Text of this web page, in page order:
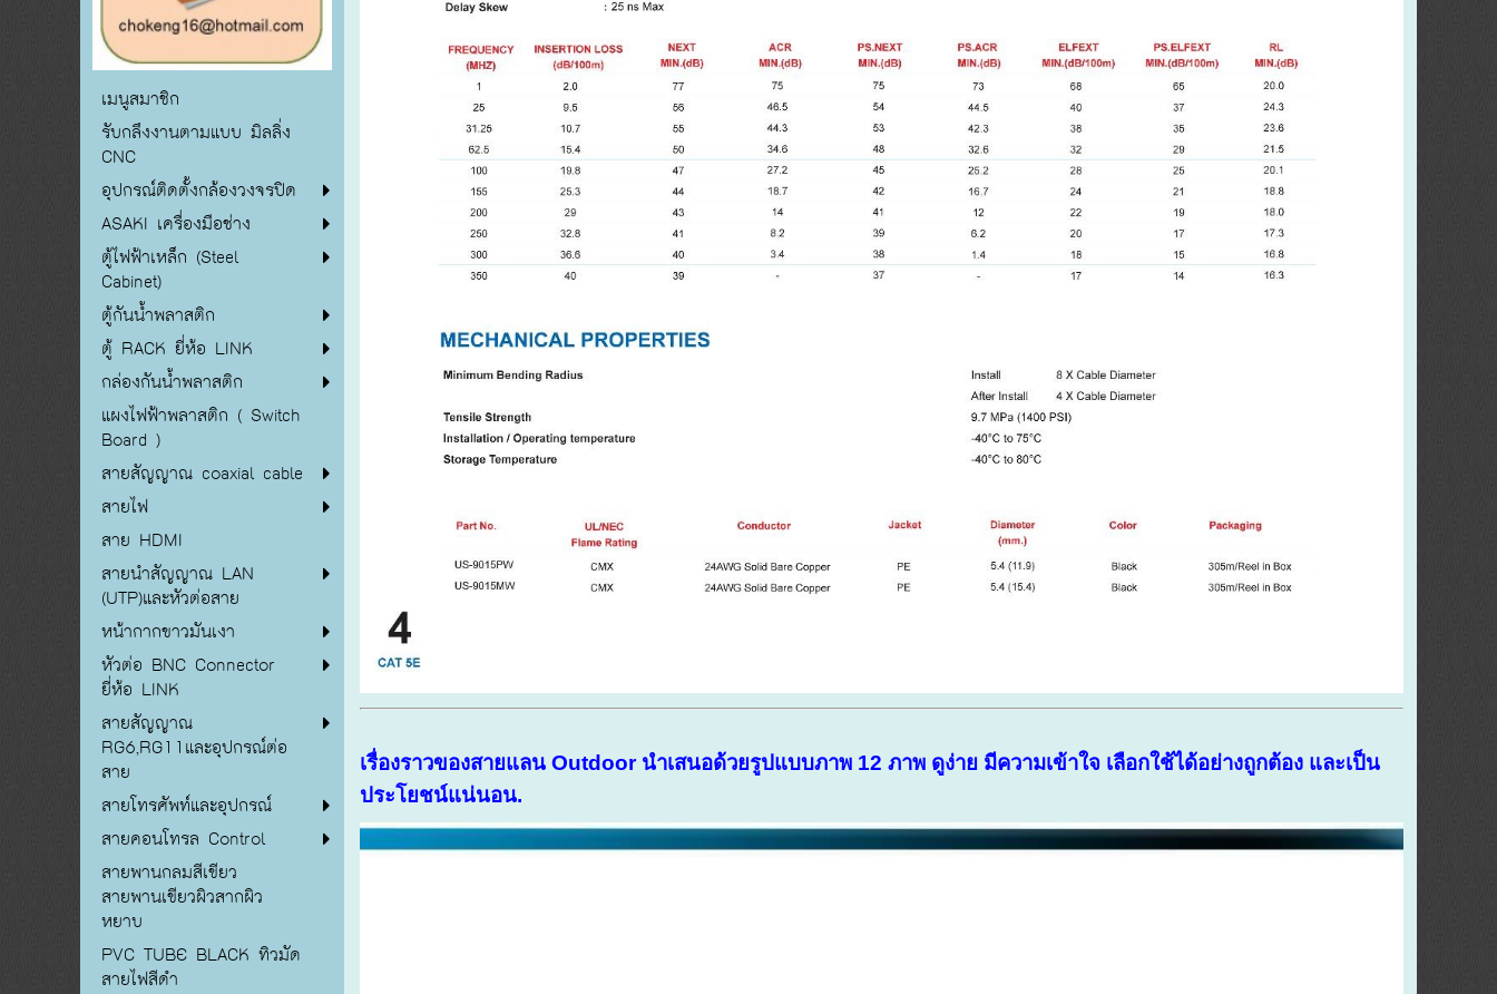
เมนูสมาชิก
รับกลึงงานตามแบบ มิลลิ่ง
CNC
อุปกรณ์ติดตั้งกล้องวงจรปิด
ASAKI เครื่องมือช่าง
ตู้ไฟฟ้าเหล็ก (Steel
Cabinet)
ตู้กันน้ำพลาสติก
ตู้ RACK ยี่ห้อ LINK
กล่องกันน้ำพลาสติก
แผงไฟฟ้าพลาสติก ( Switch
Board )
สายสัญญาณ coaxial cable
สายไฟ
สาย HDMI
สายนำสัญญาณ LAN
(UTP)และหัวต่อสาย
หน้ากากขาวมันเงา
หัวต่อ BNC Connector
ยี่ห้อ LINK
สายสัญญาณ
RG6,RG11และอุปกรณ์ต่อ
สาย
สายโทรศัพท์และอุปกรณ์
สายคอนโทรล Control
สายพานกลมสีเขียว
สายพานเขียวผิวสากผิว
หยาบ
PVC TUBE BLACK ทิวมัด
สายไฟสีดำ
เรื่องราวของสายแลน Outdoor นำเสนอด้วยรูปแบบภาพ 12 ภาพ ดูง่าย มีความเข้าใจ เลือกใช้ได้อย่างถูกต้อง และเป็น
ประโยชน์แน่นอน.